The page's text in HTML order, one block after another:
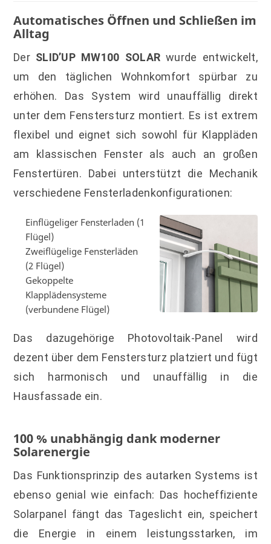
Automatisches Öffnen und Schließen im
Alltag
Der SLID’UP MW100 SOLAR wurde entwickelt,
um den täglichen Wohnkomfort spürbar zu
erhöhen. Das System wird unauffällig direkt
unter dem Fenstersturz montiert. Es ist extrem
flexibel und eignet sich sowohl für Klappläden
am klassischen Fenster als auch an großen
Fenstertüren. Dabei unterstützt die Mechanik
verschiedene Fensterladenkonfigurationen:
Einflügeliger Fensterladen (1
Flügel)
Zweiflügelige Fensterläden
(2 Flügel)
Gekoppelte
Klapplädensysteme
(verbundene Flügel)
Das dazugehörige Photovoltaik-Panel wird
dezent über dem Fenstersturz platziert und fügt
sich harmonisch und unauffällig in die
Hausfassade ein.
100 % unabhängig dank moderner
Solarenergie
Das Funktionsprinzip des autarken Systems ist
ebenso genial wie einfach: Das hocheffiziente
Solarpanel fängt das Tageslicht ein, speichert
die Energie in einem leistungsstarken, im